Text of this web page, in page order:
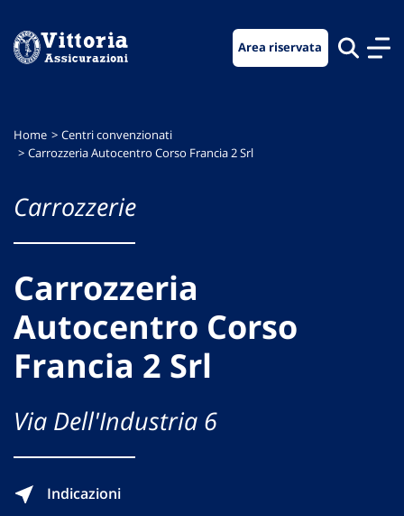
menu
contenuto
footer
Area riservata
Home
Centri convenzionati
Carrozzeria Autocentro Corso Francia 2 Srl
Carrozzerie
Carrozzeria
Autocentro Corso
Francia 2 Srl
Via Dell'Industria 6
Indicazioni